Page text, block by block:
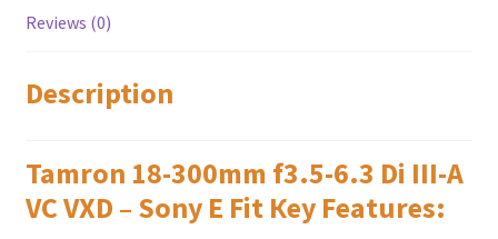
Reviews (0)
Description
Tamron 18-300mm f3.5-6.3 Di III-A
VC VXD – Ѕоnу Е Fіt Кеу Fеаturеѕ: